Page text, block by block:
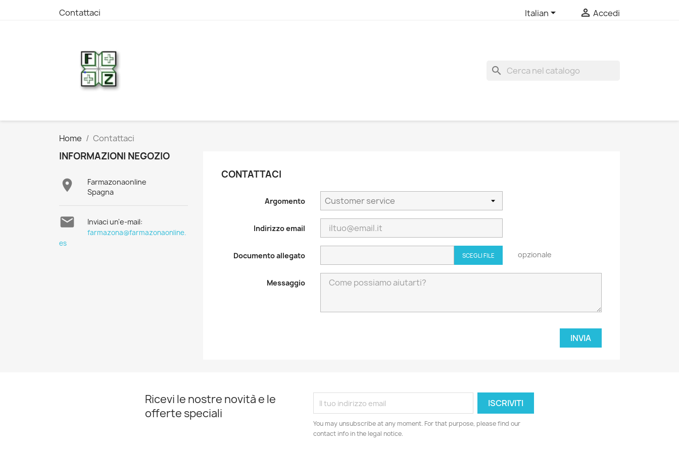
Contattaci Italian  Accedi
search
Home Contattaci
INFORMAZIONI NEGOZIO

Farmazonaonline
Spagna
 Inviaci un'e-mail:
farmazona@farmazonaonline.
es
CONTATTACI
Argomento
Indirizzo email
Documento allegato SCEGLI FILE opzionale
Messaggio
Ricevi le nostre novità e le
offerte speciali
You may unsubscribe at any moment. For that purpose, please find our
contact info in the legal notice.